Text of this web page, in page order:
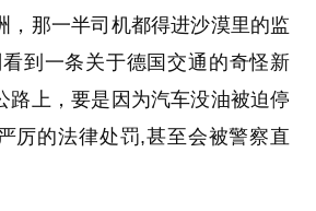
，那一半司机都得进沙漠里的监
到一条关于德国交通的奇怪新
路上，要是因为汽车没油被迫停
厉的法律处罚,甚至会被警察直